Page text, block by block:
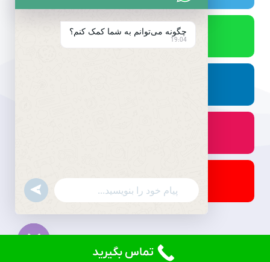
© کلیه حقوق برای دادنام محفوظ است.
تماس بگیرید
چگونه می‌توانم به شما کمک کنم؟
19:04
WhatsApp
Message
undefined